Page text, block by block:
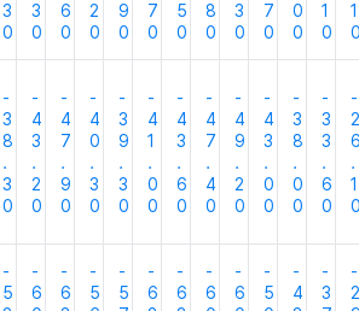
3
0
3
0
6
0
2
0
9
0
7
0
5
0
8
0
3
0
7
0
0
0
1
0
1
0
-
3
8
.
3
0
-
4
3
.
2
0
-
4
7
.
9
0
-
4
0
.
3
0
-
3
9
.
3
0
-
4
1
.
0
0
-
4
3
.
6
0
-
4
7
.
4
0
-
4
9
.
2
0
-
4
3
.
0
0
-
3
8
.
0
0
-
3
3
.
6
0
-
2
6
.
1
0
-
5
-
6
-
6
-
5
-
5
-
6
-
6
-
6
-
6
-
5
-
4
-
3
-
2